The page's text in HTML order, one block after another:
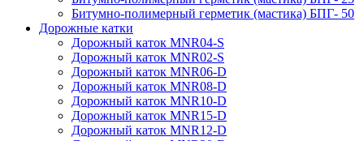
Битумно-полимерный герметик (мастика) БПГ- 50
Дорожные катки
Дорожный каток MNR04-S
Дорожный каток MNR02-S
Дорожный каток MNR06-D
Дорожный каток MNR08-D
Дорожный каток MNR10-D
Дорожный каток MNR15-D
Дорожный каток MNR12-D